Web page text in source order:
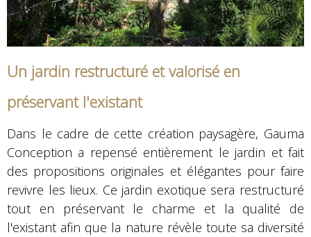
Un jardin restructuré et valorisé en
préservant l'existant
Dans le cadre de cette création paysagère, Gauma
Conception a repensé entièrement le jardin et fait
des propositions originales et élégantes pour faire
revivre les lieux. Ce jardin exotique sera restructuré
tout en préservant le charme et la qualité de
l'existant afin que la nature révèle toute sa diversité